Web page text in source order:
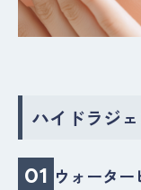
ハイドラジ
01 ウォータ